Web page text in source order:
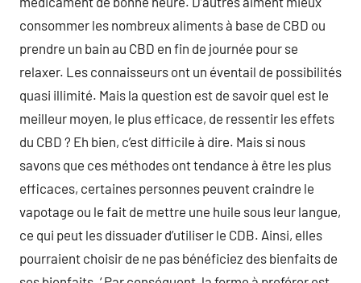
consommer les nombreux aliments à base de CBD ou
prendre un bain au CBD en fin de journée pour se
relaxer. Les connaisseurs ont un éventail de possibilités
quasi illimité. Mais la question est de savoir quel est le
meilleur moyen, le plus efficace, de ressentir les effets
du CBD ? Eh bien, c’est difficile à dire. Mais si nous
savons que ces méthodes ont tendance à être les plus
efficaces, certaines personnes peuvent craindre le
vapotage ou le fait de mettre une huile sous leur langue,
ce qui peut les dissuader d’utiliser le CDB. Ainsi, elles
pourraient choisir de ne pas bénéficiez des bienfaits de